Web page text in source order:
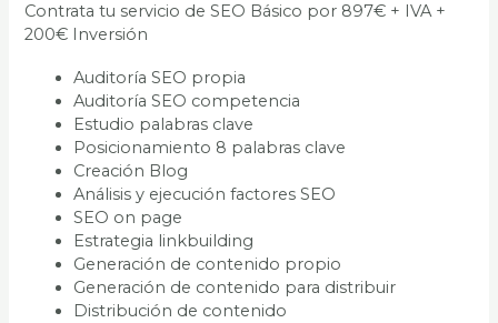
Contrata tu servicio de SEO Básico por 897€ + IVA +
200€ Inversión
Auditoría SEO propia
Auditoría SEO competencia
Estudio palabras clave
Posicionamiento 8 palabras clave
Creación Blog
Análisis y ejecución factores SEO
SEO on page
Estrategia linkbuilding
Generación de contenido propio
Generación de contenido para distribuir
Distribución de contenido